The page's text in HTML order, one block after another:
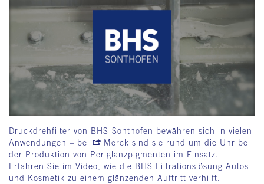
Druckdrehfilter von BHS-Sonthofen bewähren sich in vielen
Anwendungen – bei
Merck sind sie rund um die Uhr bei
der Produktion von Perlglanzpigmenten im Einsatz.
Erfahren Sie im Video, wie die BHS Filtrationslösung Autos
und Kosmetik zu einem glänzenden Auftritt verhilft.